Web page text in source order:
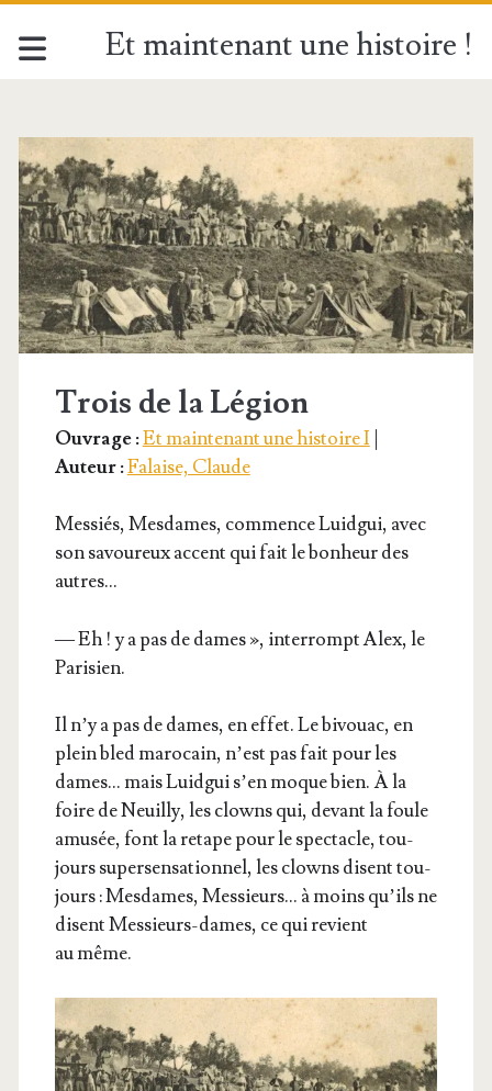
Et maintenant une histoire !
Étiquette :
<span>Militaire</
Trois de la Légion
Ouvrage :Et maintenant une histoire I
Auteur :Falaise, Claude
Mes­siés, Mes­dames, com­mence Luid­gui, avec
son savou­reux accent qui fait le bon­heur des
autres…
— Eh ! y a pas de dames », inter­rompt Alex, le
Parisien.
Il n’y a pas de dames, en effet. Le bivouac, en
plein bled maro­cain, n’est pas fait pour les
dames… mais Luid­gui s’en moque bien. À la
foire de Neuilly, les clowns qui, devant la foule
amu­sée, font la retape pour le spec­tacle, tou­
jours super­sen­sa­tion­nel, les clowns disent tou­
jours : Mes­dames, Mes­sieurs… à moins qu’ils ne
disent Mes­sieurs-dames, ce qui revient
au même.